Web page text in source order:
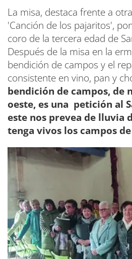
La misa, destaca frente a
'Canción de los pajaritos',
coro de la tercera edad de
Después de la misa en la
bendición de campos y el
consistente en vino, pan y
bendición de campos, de
oeste, es una petición al
este nos prevea de lluvia
tenga vivos los campos